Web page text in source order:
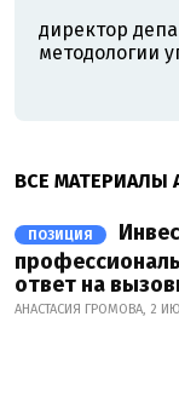
директор
методологии
ВСЕ МАТЕРИАЛЫ
ПОЗИЦИЯ
ответ на
АНАСТАСИЯ ГРОМОВА, 2